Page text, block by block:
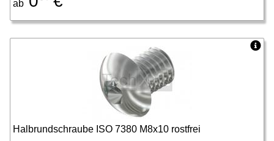
ab
Halbrundschraube ISO 7380 M8x10 rostfrei